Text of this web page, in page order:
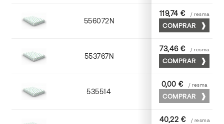
556072N 70 x 100
119,74 € / resma
COMPRAR
553767N 65 x 90
73,46 € / resma
COMPRAR
535514 72 x 102
0,00 € / resma
COMPRAR
40,22 € / resma